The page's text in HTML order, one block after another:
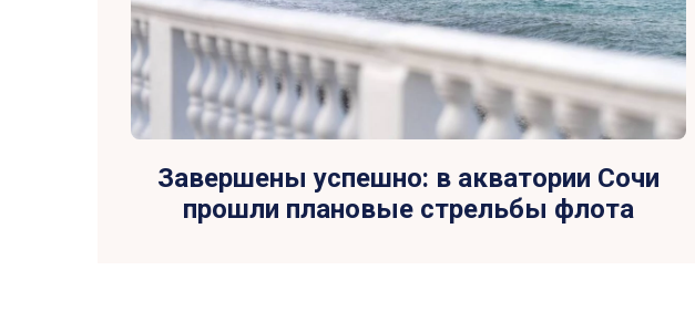
Завершены успешно: в акватории Сочи
прошли плановые стрельбы флота